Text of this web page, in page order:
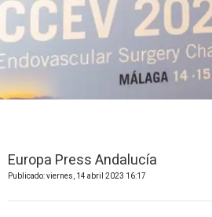
Europa Press Andalucía
Publicado: viernes, 14 abril 2023 16:17